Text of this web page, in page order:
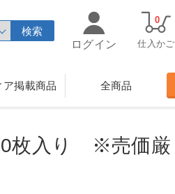
検索
ログイン
仕入かご
0
ア掲載商品 全商品
枚入 り ※売価厳